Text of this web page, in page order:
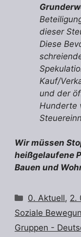
dieser
Diese
Kauf/
und der
Hunderte
Wir müssen
heißgelaufene
Bauen und
Kategorien
0. Aktuell, 2.
Soziale
Gruppen -